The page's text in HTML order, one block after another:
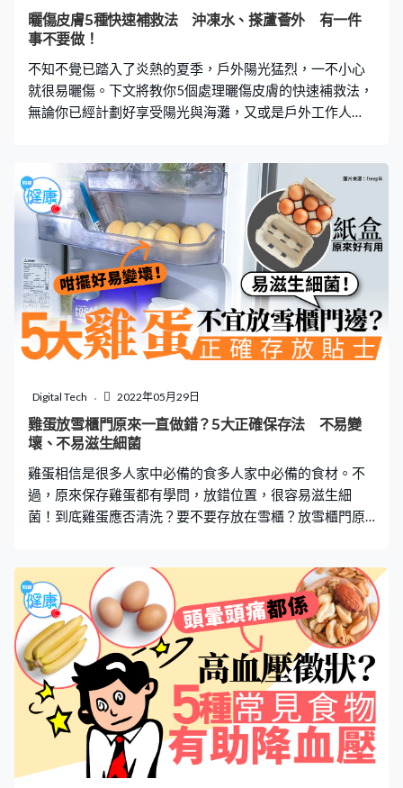
而且愛喝凍飲，飲食不節制。最後造成腸胃變差，腸道壞
菌太多，好菌太少，腸道菌叢失衡。長久下去，腸胃會變
身體。 正確擦屁股方法是靠鼻聞 廁紙擦至全白
曬傷皮膚5種快速補救法 沖凍水、搽蘆薈外 有一件
事不要做！
不知不覺已踏入了炎熱的夏季，戶外陽光猛烈，一不小心
就很易曬傷。下文將教你5個處理曬傷皮膚的快速補救法，
無論你已經計劃好享受陽光與海灘，又或是戶外工作人
曬傷後，大家應先判決自己屬於甚麼程度，再進行處理。
一級（輕度）曬傷：皮膚發紅、發燙、脫皮 二級（中度）
曬傷：皮膚紅腫，出現水泡及劇烈疼痛 三級（重度）曬
傷：皮膚出現壞死症狀，甚至變白或變黑 5種快速補救法
【1】凍水降溫： 可以在用毛巾上沾些凍水，然後覆蓋在
曬傷處約10分鐘，又或直接用凍水洗澡。不過大家切勿用
冰敷，因為冰塊有可能會凍傷皮膚。 【2】保濕： 洗澡後
可用毛巾輕輕印乾皮膚，但不用完全擦乾。然後搽上具鎮
定和保濕功效，例如洋甘菊和蘆薈等無香精、無色素、無
因為曬傷而流失，補充充足的水分可以減低脫水的風險，
也能緩和劇烈曝曬後的不適。 【4】不要戳破水泡： 要讓
水泡自然消掉和癒合，刻意弄破會增加皮膚感染細菌的風
強防曬： 在皮膚復原
Digital Tech 2022年05月29日
雞蛋放雪櫃門原來一直做錯？5大正確保存法 不易變
壞、不易滋生細菌
雞蛋相信是很多人家中必備的食多人家中必備的食材。不
過，原來保存雞蛋都有學問，放錯位置，很容易滋生細
菌！到底雞蛋應否清洗？要不要存放在雪櫃？放雪櫃門原
利微生物進入蛋內（相信微生物會跟水透過毛細作用從小
孔滲入蛋內）。而殘留在蛋殼表面上的水，可能有助蛋殼
上的細菌繼續生存。此外，不當清洗亦可能會破壞表層
膜。 2. 雞蛋需要放入雪櫃？ 因雞蛋容易腐壞，所以最好儲
存於雪櫃。如未經冷存的雞蛋，則可存放在陰涼乾爽的地
方，不過建議最好亦放進雪櫃貯存。冷存可以減少細菌繁
殖的機會，而且與室溫存放相比，還可以更長時間保持蛋
的新鮮。 3. 雞蛋包裝要保留？ 雞蛋的包裝除了可以看到生
產、保質日期之外，亦有助延長雞蛋的保質期。建議將盒
裝雞蛋存放在原本的包裝中，例如，膠盒、紙托。除了可